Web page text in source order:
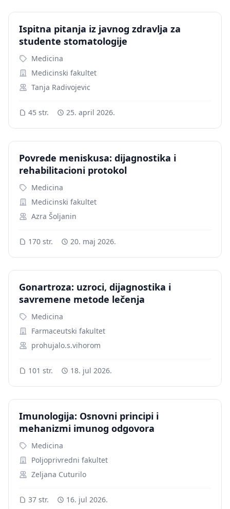
Ispitna pitanja iz javnog zdravlja za
studente stomatologije
Medicina
Medicinski fakultet
Tanja Radivojevic
45 str. 25. april 2026.
Povrede meniskusa: dijagnostika i
rehabilitacioni protokol
Medicina
Medicinski fakultet
Azra Šoljanin
170 str. 20. maj 2026.
Gonartroza: uzroci, dijagnostika i
savremene metode lečenja
Medicina
Farmaceutski fakultet
prohujalo.s.vihorom
101 str. 18. jul 2026.
Imunologija: Osnovni principi i
mehanizmi imunog odgovora
Medicina
Poljoprivredni fakultet
Zeljana Cuturilo
37 str. 16. jul 2026.